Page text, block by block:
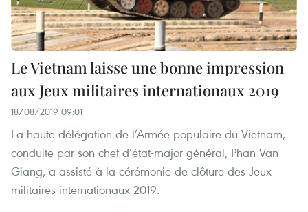
Le Vietnam laisse une bonne impression
aux Jeux militaires internationaux 2019
18/08/2019 09:01
La haute délégation de l’Armée populaire du Vietnam,
conduite par son chef d’état-major général, Phan Van
Giang, a assisté à la cérémonie de clôture des Jeux
militaires internationaux 2019.